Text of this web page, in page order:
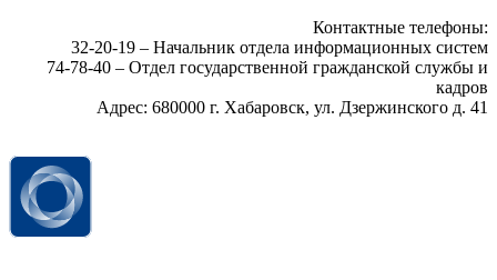
Контактные телефоны:
32-20-19 – Начальник отдела информационных систем
74-78-40 – Отдел государственной гражданской службы и
кадров
Адрес: 680000 г. Хабаровск, ул. Дзержинского д. 41